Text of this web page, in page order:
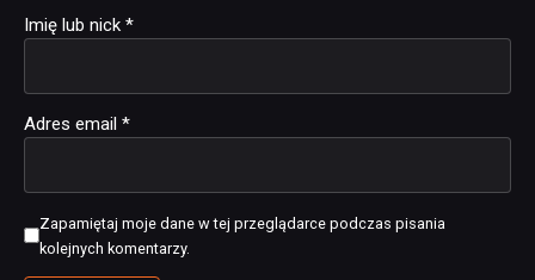
Imię lub nick *
Adres email *
Zapamiętaj moje dane w tej przeglądarce podczas pisania
kolejnych komentarzy.